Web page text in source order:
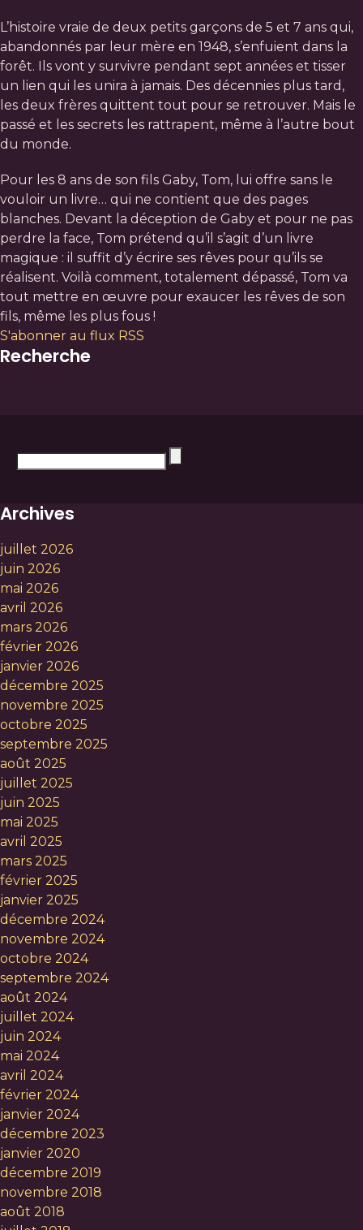
L’histoire vraie de deux petits garçons de 5 et 7 ans qui,
abandonnés par leur mère en 1948, s’enfuient dans la
forêt. Ils vont y survivre pendant sept années et tisser
un lien qui les unira à jamais. Des décennies plus tard,
les deux frères quittent tout pour se retrouver. Mais le
passé et les secrets les rattrapent, même à l’autre bout
du monde.
Pour les 8 ans de son fils Gaby, Tom, lui offre sans le
vouloir un livre… qui ne contient que des pages
blanches. Devant la déception de Gaby et pour ne pas
perdre la face, Tom prétend qu’il s’agit d’un livre
magique : il suffit d’y écrire ses rêves pour qu’ils se
réalisent. Voilà comment, totalement dépassé, Tom va
tout mettre en œuvre pour exaucer les rêves de son
fils, même les plus fous !
S'abonner au flux RSS
Recherche
Archives
juillet 2026
juin 2026
mai 2026
avril 2026
mars 2026
février 2026
janvier 2026
décembre 2025
novembre 2025
octobre 2025
septembre 2025
août 2025
juillet 2025
juin 2025
mai 2025
avril 2025
mars 2025
février 2025
janvier 2025
décembre 2024
novembre 2024
octobre 2024
septembre 2024
août 2024
juillet 2024
juin 2024
mai 2024
avril 2024
février 2024
janvier 2024
décembre 2023
janvier 2020
décembre 2019
novembre 2018
août 2018